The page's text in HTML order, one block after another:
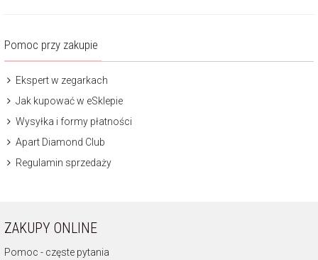
Pomoc przy zakupie
Ekspert w zegarkach
Jak kupować w eSklepie
Wysyłka i formy płatności
Apart Diamond Club
Regulamin sprzedaży
ZAKUPY ONLINE
Pomoc - częste pytania